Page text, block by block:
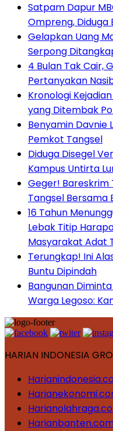
Satpam Dapur
Ompreng, Diduga
Gelapkan Uang
Serpong
4 Bulan Tak Cair,
Pertanyakan
Kronologi
yang Ditembak
Benyamin Davnie
Pemkot Tangsel
Diduga Disegel
Kampus Untirta
Geger! Bareskrim
Tangsel Bersama
16 Tahun
Lebak Titip
Masyarakat Adat
Terungkap! Ini
Buntu Dipindah
Bangunan
Warga Legoso:
HARIAN INDONESIA